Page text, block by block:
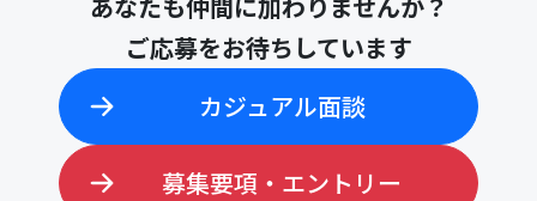
ご応募をお待ちしています
カジュアル面談
募集要項・エントリー